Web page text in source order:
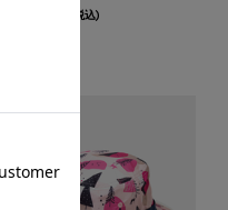
(税込)